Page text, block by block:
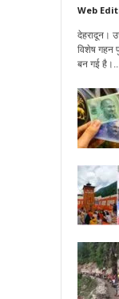
Web
देहरादून।
विशेष गहन
बन गई